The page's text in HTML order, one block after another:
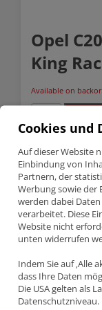
Opel
King
Available on
Opel
C20LET
King
Racing
Pleuellager
quantity
Categories:King
Description
Description
OPEL C20XE
Teilenummer
Cookies und
Auf dieser Website
Einbindung von
Partnern, der
Werbung sowie der
werden dabei
verarbeitet. Diese
Website nicht
unten widerrufen
Indem Sie auf ‚Alle
dass Ihre Daten
Die USA gelten als